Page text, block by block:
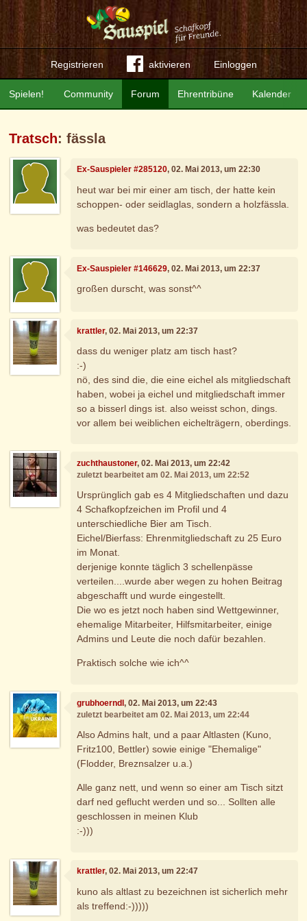
Registrieren aktivieren Einloggen
Community Forum Ehrentribüne Kalender
Spielen!
Tratsch: fässla
Ex-Sauspieler #285120, 02. Mai 2013, um 22:30
heut war bei mir einer am tisch, der hatte kein
schoppen- oder seidlaglas, sondern a holzfässla.
was bedeutet das?
Ex-Sauspieler #146629, 02. Mai 2013, um 22:37
großen durscht, was sonst^^
krattler, 02. Mai 2013, um 22:37
dass du weniger platz am tisch hast?
:-)
nö, des sind die, die eine eichel als mitgliedschaft
haben, wobei ja eichel und mitgliedschaft immer
so a bisserl dings ist. also weisst schon, dings.
vor allem bei weiblichen eichelträgern, oberdings.
zuchthaustoner, 02. Mai 2013, um 22:42
zuletzt bearbeitet am 02. Mai 2013, um 22:52
Ursprünglich gab es 4 Mitgliedschaften und dazu
4 Schafkopfzeichen im Profil und 4
unterschiedliche Bier am Tisch.
Eichel/Bierfass: Ehrenmitgliedschaft zu 25 Euro
im Monat.
derjenige konnte täglich 3 schellenpässe
verteilen....wurde aber wegen zu hohen Beitrag
abgeschafft und wurde eingestellt.
Die wo es jetzt noch haben sind Wettgewinner,
ehemalige Mitarbeiter, Hilfsmitarbeiter, einige
Admins und Leute die noch dafür bezahlen.
Praktisch solche wie ich^^
grubhoerndl, 02. Mai 2013, um 22:43
zuletzt bearbeitet am 02. Mai 2013, um 22:44
Also Admins halt, und a paar Altlasten (Kuno,
Fritz100, Bettler) sowie einige "Ehemalige"
(Flodder, Breznsalzer u.a.)
Alle ganz nett, und wenn so einer am Tisch sitzt
darf ned geflucht werden und so... Sollten alle
geschlossen in meinen Klub
:-)))
krattler, 02. Mai 2013, um 22:47
kuno als altlast zu bezeichnen ist sicherlich mehr
als treffend:-)))))